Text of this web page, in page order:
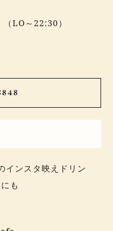
LO～22:30）
ンスタ映えドリン
も